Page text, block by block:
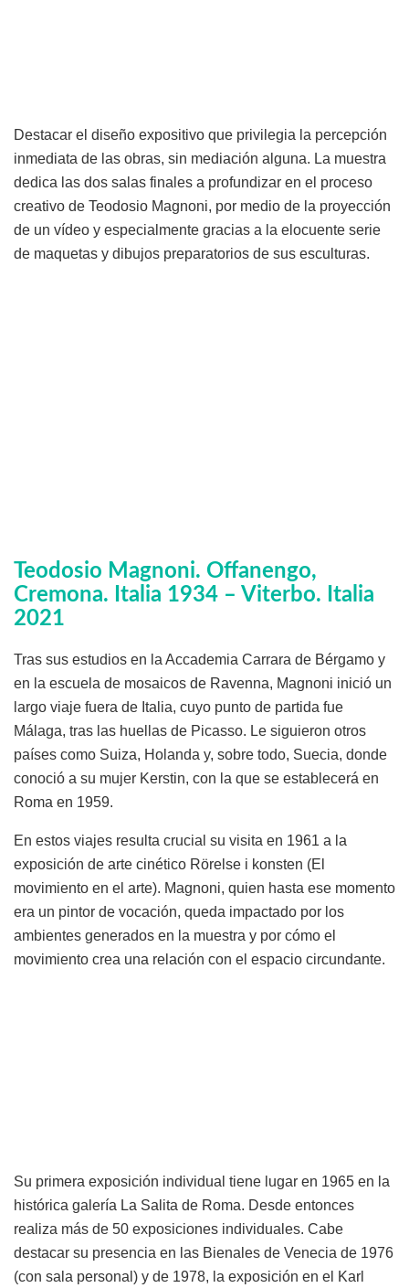
Destacar el diseño expositivo que privilegia la percepción
inmediata de las obras, sin mediación alguna. La muestra
dedica las dos salas finales a profundizar en el proceso
creativo de Teodosio Magnoni, por medio de la proyección
de un vídeo y especialmente gracias a la elocuente serie
de maquetas y dibujos preparatorios de sus esculturas.
Teodosio Magnoni. Offanengo,
Cremona. Italia 1934 – Viterbo. Italia
2021
Tras sus estudios en la Accademia Carrara de Bérgamo y
en la escuela de mosaicos de Ravenna, Magnoni inició un
largo viaje fuera de Italia, cuyo punto de partida fue
Málaga, tras las huellas de Picasso. Le siguieron otros
países como Suiza, Holanda y, sobre todo, Suecia, donde
conoció a su mujer Kerstin, con la que se establecerá en
Roma en 1959.
En estos viajes resulta crucial su visita en 1961 a la
exposición de arte cinético Rörelse i konsten (El
movimiento en el arte). Magnoni, quien hasta ese momento
era un pintor de vocación, queda impactado por los
ambientes generados en la muestra y por cómo el
movimiento crea una relación con el espacio circundante.
Su primera exposición individual tiene lugar en 1965 en la
histórica galería La Salita de Roma. Desde entonces
realiza más de 50 exposiciones individuales. Cabe
destacar su presencia en las Bienales de Venecia de 1976
(con sala personal) y de 1978, la exposición en el Karl